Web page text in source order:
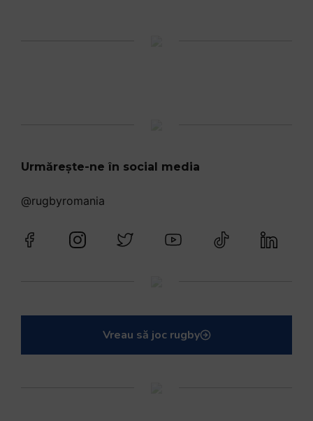
Urmărește-ne în social media
@rugbyromania
Vreau să joc rugby